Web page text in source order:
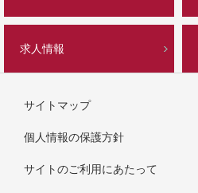
求人情報
サイトマップ
個人情報の保護方針
サイトのご利用にあたって